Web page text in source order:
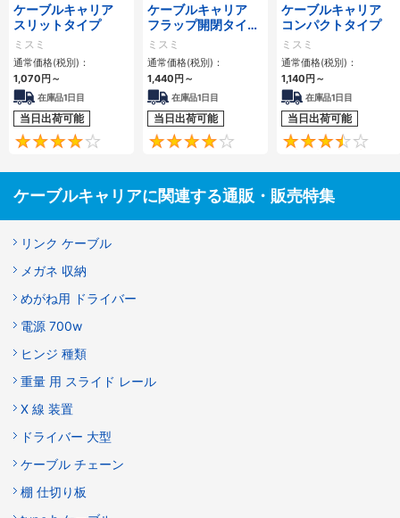
ケーブルキャリア
スリットタイプ
ミスミ
通常価格(税別)：
1,070 円 ～
在庫品1日目
当日出荷可能
4.1
ケーブルキャリア
フラップ開閉タイ
プ 本体＋取付金具
ミスミ
通常価格(税別)：
1,440 円 ～
在庫品1日目
当日出荷可能
4.2
ケーブルキャリア
コンパクトタイプ
ミスミ
通常価格(税別)：
1,140 円 ～
在庫品1日目
当日出荷可能
ケーブルキャリアに関連する通販・販売特集
リンク ケーブル
メガネ 収納
めがね用 ドライバー
電源 700w
ヒンジ 種類
重量 用 スライド レール
X 線 装置
ドライバー 大型
ケーブル チェーン
棚 仕切り板